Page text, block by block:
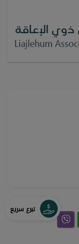
تبرع سريع